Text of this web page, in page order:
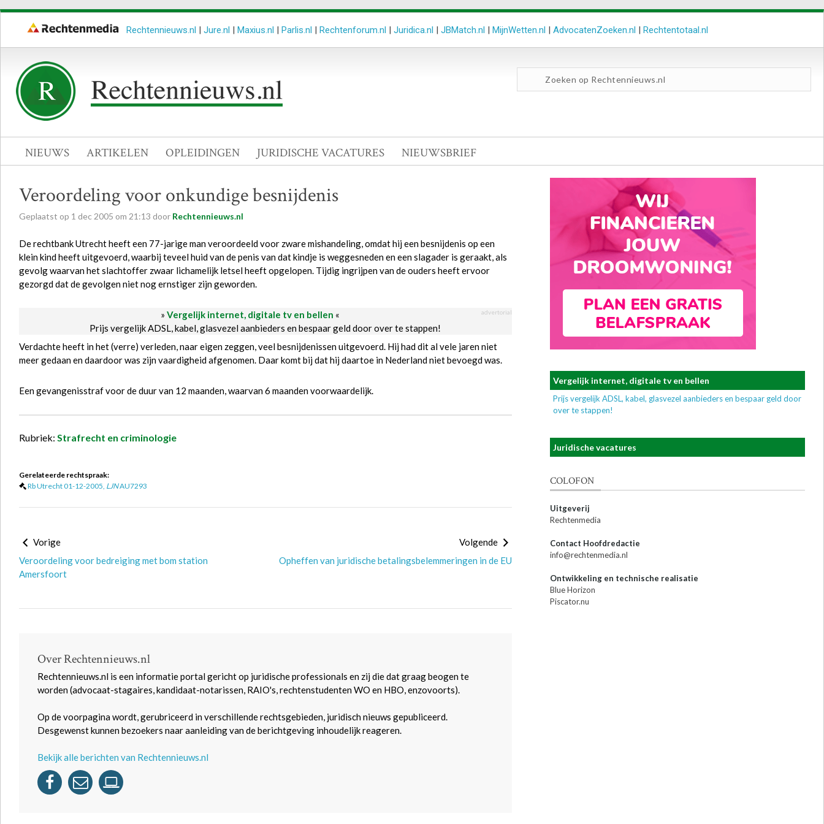
Rechtennieuws.nl | Jure.nl | Maxius.nl | Parlis.nl | Rechtenforum.nl | Juridica.nl | JBMatch.nl | MijnWetten.nl | AdvocatenZoeken.nl | Rechtentotaal.nl
NIEUWS ARTIKELEN OPLEIDINGEN JURIDISCHE VACATURES NIEUWSBRIEF
Veroordeling voor onkundige besnijdenis
Geplaatst op 1 dec 2005 om 21:13 door Rechtennieuws.nl
De rechtbank Utrecht heeft een 77-jarige man veroordeeld voor zware mishandeling, omdat hij een besnijdenis op een
klein kind heeft uitgevoerd, waarbij teveel huid van de penis van dat kindje is weggesneden en een slagader is geraakt, als
gevolg waarvan het slachtoffer zwaar lichamelijk letsel heeft opgelopen. Tijdig ingrijpen van de ouders heeft ervoor
gezorgd dat de gevolgen niet nog ernstiger zijn geworden.
» Vergelijk internet, digitale tv en bellen « advertorial
Prijs vergelijk ADSL, kabel, glasvezel aanbieders en bespaar geld door over te stappen!
Verdachte heeft in het (verre) verleden, naar eigen zeggen, veel besnijdenissen uitgevoerd. Hij had dit al vele jaren niet
meer gedaan en daardoor was zijn vaardigheid afgenomen. Daar komt bij dat hij daartoe in Nederland niet bevoegd was.
Een gevangenisstraf voor de duur van 12 maanden, waarvan 6 maanden voorwaardelijk.
Rubriek: Strafrecht en criminologie
Gerelateerde rechtspraak:
Rb Utrecht 01-12-2005, LJNAU7293
Vorige
Veroordeling voor bedreiging met bom station
Amersfoort
Volgende
Opheffen van juridische betalingsbelemmeringen in de EU
Over Rechtennieuws.nl
Rechtennieuws.nl is een informatie portal gericht op juridische professionals en zij die dat graag beogen te
worden (advocaat-stagaires, kandidaat-notarissen, RAIO's, rechtenstudenten WO en HBO, enzovoorts).
Op de voorpagina wordt, gerubriceerd in verschillende rechtsgebieden, juridisch nieuws gepubliceerd.
Desgewenst kunnen bezoekers naar aanleiding van de berichtgeving inhoudelijk reageren.
Bekijk alle berichten van Rechtennieuws.nl
Vergelijk internet, digitale tv en bellen
Prijs vergelijk ADSL, kabel, glasvezel aanbieders en bespaar geld door
over te stappen!
Juridische vacatures
COLOFON
Uitgeverij
Rechtenmedia
Contact Hoofdredactie
info@rechtenmedia.nl
Ontwikkeling en technische realisatie
Blue Horizon
Piscator.nu